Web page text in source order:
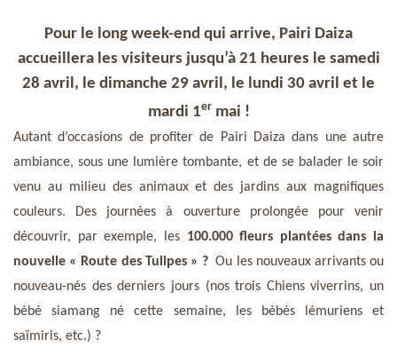
Email
Pour le long week-end qui arrive, Pairi Daiza
accueillera les visiteurs jusqu’à 21 heures le samedi
28 avril, le dimanche 29 avril, le lundi 30 avril et le
mardi 1er mai !
Autant d’occasions de profiter de Pairi Daiza dans une autre
ambiance, sous une lumière tombante, et de se balader le soir
venu au milieu des animaux et des jardins aux magnifiques
couleurs. Des journées à ouverture prolongée pour venir
découvrir, par exemple, les 100.000 fleurs plantées dans la
nouvelle « Route des Tulipes » ?Ou les nouveaux arrivants ou
nouveau-nés des derniers jours (nos trois Chiens viverrins, un
bébé siamang né cette semaine, les bébés lémuriens et
saïmiris, etc.) ?